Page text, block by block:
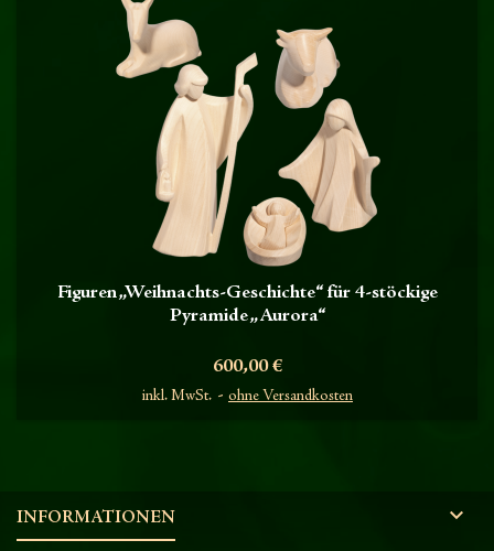
Figuren „Weihnachts-Geschichte“ für 4-stöckige
Pyramide „Aurora“
Preis
600,00 €
inkl. MwSt. ohne Versandkosten
INFORMATIONEN 